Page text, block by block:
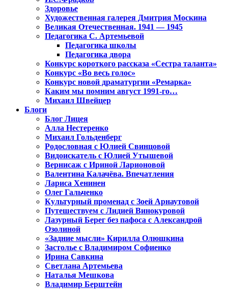
Здоровье
Художественная галерея Дмитрия Москина
Великая Отечественная. 1941 — 1945
Педагогика С. Артемьевой
Педагогика школы
Педагогика двора
Конкурс короткого рассказа «Сестра таланта»
Конкурс «Во весь голос»
Конкурс новой драматургии «Ремарка»
Каким мы помним август 1991-го…
Михаил Швейцер
Блоги
Блог Лицея
Алла Нестеренко
Михаил Гольденберг
Родословная с Юлией Свинцовой
Видоискатель с Юлией Утышевой
Вернисаж с Ириной Ларионовой
Валентина Калачёва. Впечатления
Лариса Хенинен
Олег Гальченко
Культурный променад с Зоей Арнаутовой
Путешествуем с Лидией Винокуровой
Лазурный Берег без пафоса с Александрой
Озолиной
«Задние мысли» Кирилла Олюшкина
Застолье с Владимиром Софиенко
Ирина Савкина
Светлана Артемьева
Наталья Мешкова
Владимир Берштейн